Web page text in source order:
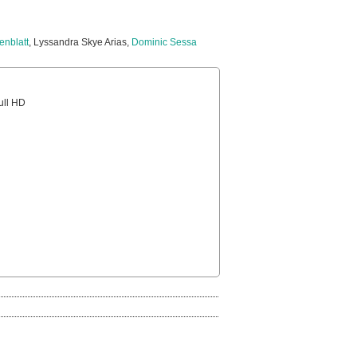
, Lyssandra Skye Arias, Dominic Sessa
HD